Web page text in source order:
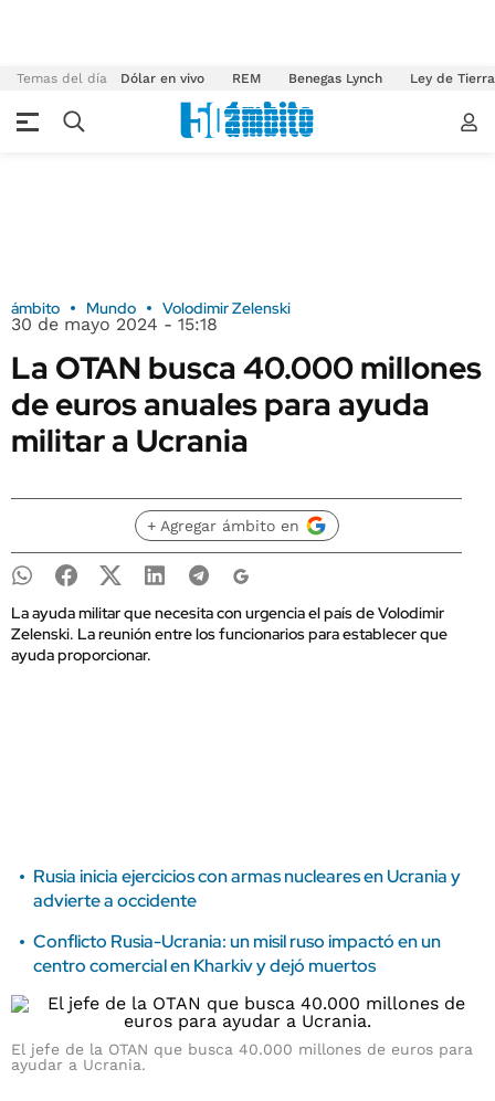
Temas del día Dólar en vivo REM Benegas Lynch Ley de
ámbito Mundo Volodimir Zelenski
30 de mayo 2024 - 15:18
La OTAN busca 40.000 millones
de euros anuales para ayuda
militar a Ucrania
+ Agregar ámbito en
La ayuda militar que necesita con urgencia el país de Volodimir
Zelenski. La reunión entre los funcionarios para establecer que
ayuda proporcionar.
Rusia inicia ejercicios con armas nucleares en Ucrania y
advierte a occidente
Conflicto Rusia-Ucrania: un misil ruso impactó en un
centro comercial en Kharkiv y dejó muertos
El jefe de la OTAN que busca 40.000 millones de euros para
ayudar a Ucrania.